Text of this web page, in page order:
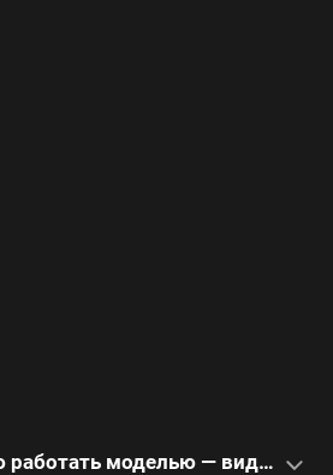
Уехал в Индонезию работать моделью — видеоистория Демида Овчинникова